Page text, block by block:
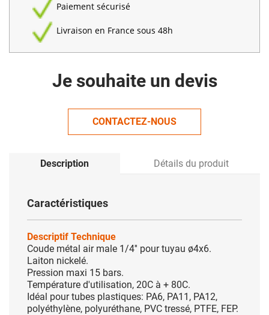
Paiement sécurisé
Livraison en France sous 48h
Je souhaite un devis
CONTACTEZ-NOUS
Description Détails du produit
Caractéristiques
Descriptif Technique
Coude métal air male 1/4'' pour tuyau ø4x6.
Laiton nickelé.
Pression maxi 15 bars.
Température d'utilisation, 20C à + 80C.
Idéal pour tubes plastiques: PA6, PA11, PA12,
polyéthylène, polyuréthane, PVC tressé, PTFE, FEP.